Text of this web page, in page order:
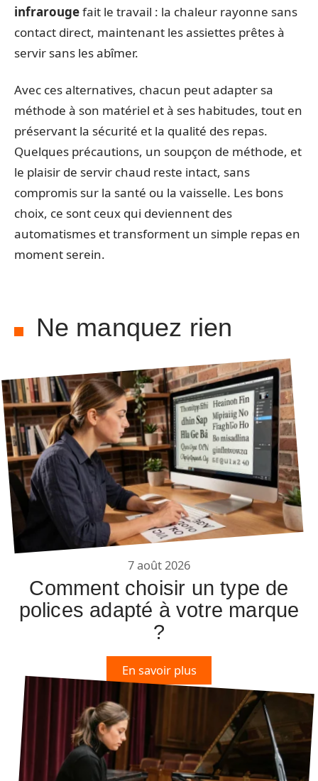
infrarougefait le travail : la chaleur rayonne sans
contact direct, maintenant les assiettes prêtes à
servir sans les abîmer.
Avec ces alternatives, chacun peut adapter sa
méthode à son matériel et à ses habitudes, tout en
préservant la sécurité et la qualité des repas.
Quelques précautions, un soupçon de méthode, et
le plaisir de servir chaud reste intact, sans
compromis sur la santé ou la vaisselle. Les bons
choix, ce sont ceux qui deviennent des
automatismes et transforment un simple repas en
moment serein.
Ne manquez rien
7 août 2026
Comment choisir un type de
polices adapté à votre marque
?
En savoir plus